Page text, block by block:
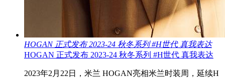
HOGAN 正式发布 2023-24 秋冬系列 #H世代 真我表达
HOGAN 正式发布 2023-24 秋冬系列 #H世代 真我表达
2023年2月22日，米兰 HOGAN亮相米兰时装周，延续H